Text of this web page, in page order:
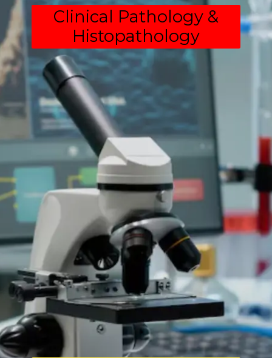
Clinical Pathology &
Histopathology